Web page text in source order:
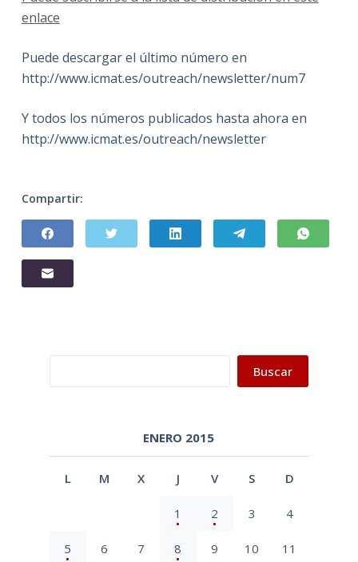
enlace
Puede descargar el último número en
http://www.icmat.es/outreach/newsletter/num7
Y todos los números publicados hasta ahora en
http://www.icmat.es/outreach/newsletter
Compartir:
Buscar
ENERO 2015
L M X J V S D
1 2 3 4
5 6 7 8 9 10 11